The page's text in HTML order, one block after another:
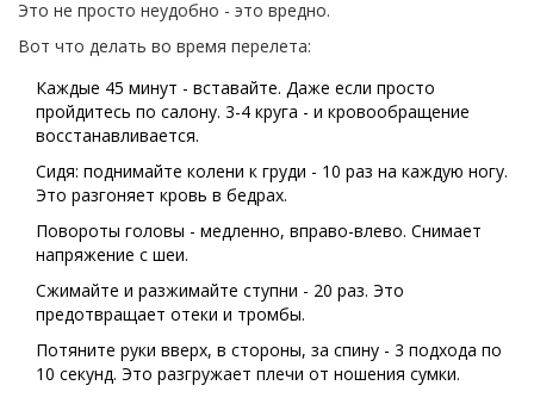
Это не просто неудобно - это вредно.
Вот что делать во время перелета:
Каждые 45 минут - вставайте. Даже если просто
пройдитесь по салону. 3-4 круга - и кровообращение
восстанавливается.
Сидя: поднимайте колени к груди - 10 раз на каждую ногу.
Это разгоняет кровь в бедрах.
Повороты головы - медленно, вправо-влево. Снимает
напряжение с шеи.
Сжимайте и разжимайте ступни - 20 раз. Это
предотвращает отеки и тромбы.
Потяните руки вверх, в стороны, за спину - 3 подхода по
10 секунд. Это разгружает плечи от ношения сумки.